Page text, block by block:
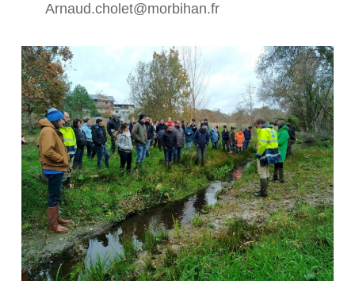
Arnaud.cholet@morbihan.fr